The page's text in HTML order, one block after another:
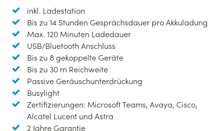
inkl. Ladestation
Bis zu 14 Stunden Gesprächsdauer pro Akkuladung
Max. 120 Minuten Ladedauer
USB/Bluetooth Anschluss
Bis zu 8 gekoppelte Geräte
Bis zu 30 m Reichweite
Passive Geräuschunterdrückung
Busylight
Zertifizierungen: Microsoft Teams, Avaya, Cisco,
Alcatel Lucent und Astra
2 Jahre Garantie